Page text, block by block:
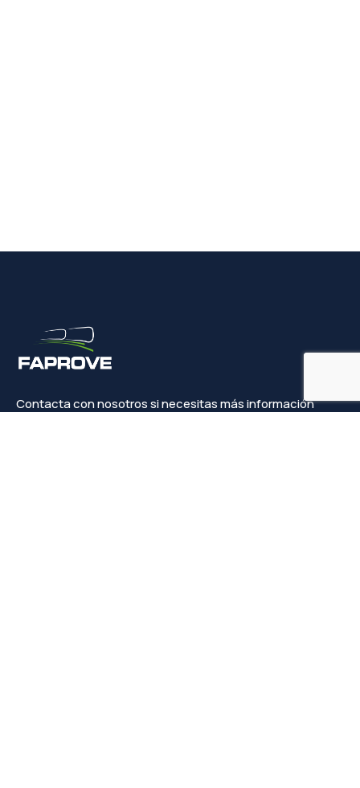
Contacta con nosotros si necesitas más información